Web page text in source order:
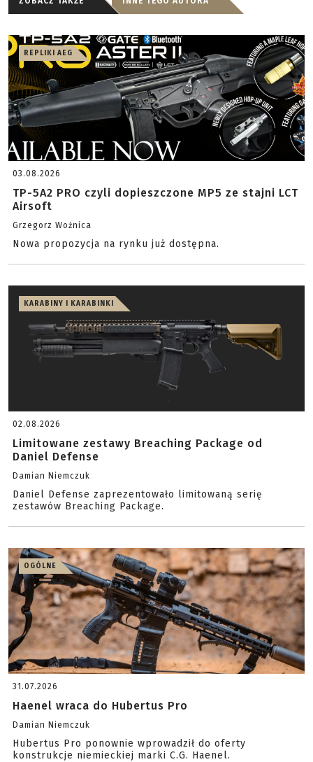
REPLIKI AEG
03.08.2026
TP-5A2 PRO czyli dopieszczone MP5 ze stajni LCT
Airsoft
Grzegorz Woźnica
Nowa propozycja na rynku już dostępna.
KARABINY I KARABINKI
02.08.2026
Limitowane zestawy Breaching Package od
Daniel Defense
Damian Niemczuk
Daniel Defense zaprezentowało limitowaną serię
zestawów Breaching Package.
OGÓLNE
31.07.2026
Haenel wraca do Hubertus Pro
Damian Niemczuk
Hubertus Pro ponownie wprowadził do oferty
konstrukcje niemieckiej marki C.G. Haenel.